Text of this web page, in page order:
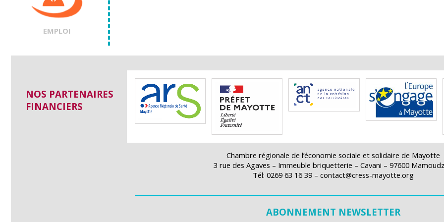
EMPLOI
NOS PARTENAIRES
FINANCIERS
Chambre régionale de l’économie sociale et solidaire de Mayotte
3 rue des Agaves – Immeuble briquetterie – Cavani – 97600
Tél: 0269 63 16 39 – contact@cress-mayotte.org
ABONNEMENT NEWSLETTER